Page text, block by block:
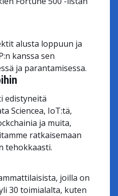
joilla on
30 toimialalta, kuten
alusta loppuun ja
kanssa sen
ja parantamisessa.
edistyneitä
Sciencea, IoT:tä,
ja muita,
ratkaisemaan
tehokkaasti.